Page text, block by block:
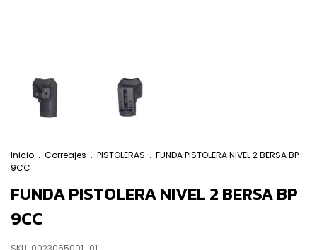
Inicio . Correajes . PISTOLERAS . FUNDA PISTOLERA NIVEL 2 BERSA BP
9CC
FUNDA PISTOLERA NIVEL 2 BERSA BP
9CC